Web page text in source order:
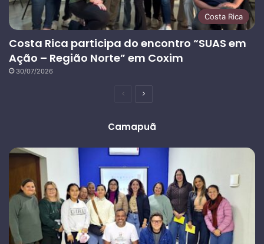
Costa Rica
Costa Rica participa do encontro “SUAS em
Ação – Região Norte” em Coxim
30/07/2026
PáginaPróxima
Camapuã